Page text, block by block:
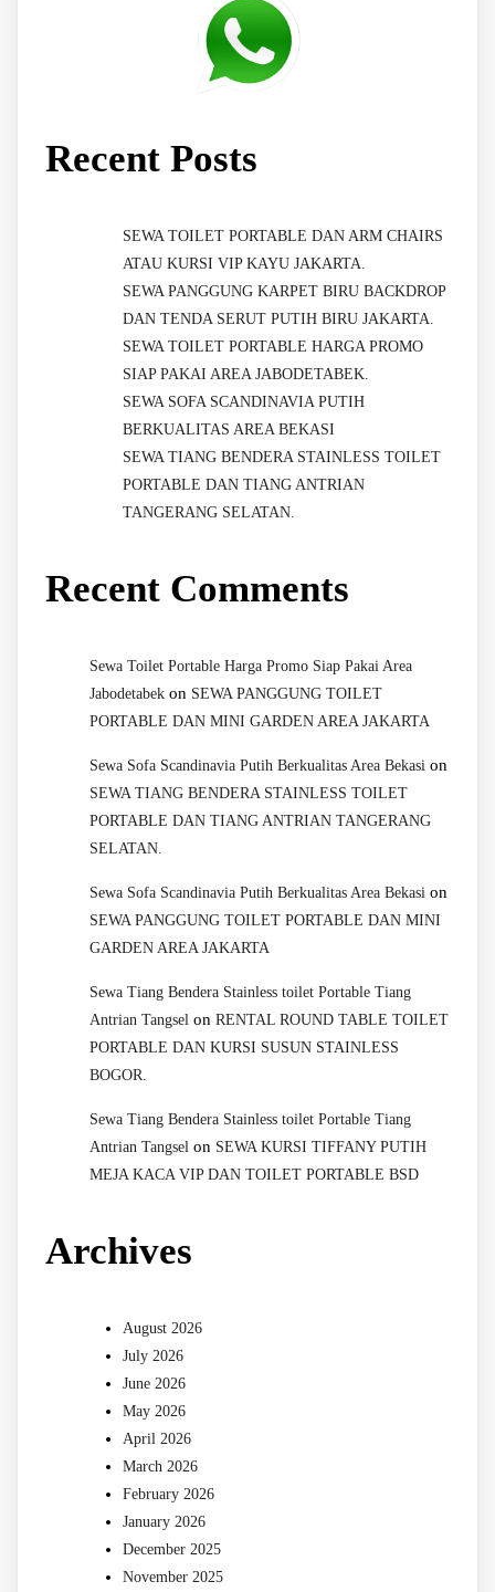
Recent Posts
SEWA TOILET PORTABLE DAN ARM CHAIRS
ATAU KURSI VIP KAYU JAKARTA.
SEWA PANGGUNG KARPET BIRU BACKDROP
DAN TENDA SERUT PUTIH BIRU JAKARTA.
SEWA TOILET PORTABLE HARGA PROMO
SIAP PAKAI AREA JABODETABEK.
SEWA SOFA SCANDINAVIA PUTIH
BERKUALITAS AREA BEKASI
SEWA TIANG BENDERA STAINLESS TOILET
PORTABLE DAN TIANG ANTRIAN
TANGERANG SELATAN.
Recent Comments
Sewa Toilet Portable Harga Promo Siap Pakai Area
Jabodetabek on SEWA PANGGUNG TOILET
PORTABLE DAN MINI GARDEN AREA JAKARTA
Sewa Sofa Scandinavia Putih Berkualitas Area Bekasi on
SEWA TIANG BENDERA STAINLESS TOILET
PORTABLE DAN TIANG ANTRIAN TANGERANG
SELATAN.
Sewa Sofa Scandinavia Putih Berkualitas Area Bekasi on
SEWA PANGGUNG TOILET PORTABLE DAN MINI
GARDEN AREA JAKARTA
Sewa Tiang Bendera Stainless toilet Portable Tiang
Antrian Tangsel on RENTAL ROUND TABLE TOILET
PORTABLE DAN KURSI SUSUN STAINLESS
BOGOR.
Sewa Tiang Bendera Stainless toilet Portable Tiang
Antrian Tangsel on SEWA KURSI TIFFANY PUTIH
MEJA KACA VIP DAN TOILET PORTABLE BSD
Archives
August 2026
July 2026
June 2026
May 2026
April 2026
March 2026
February 2026
January 2026
December 2025
November 2025